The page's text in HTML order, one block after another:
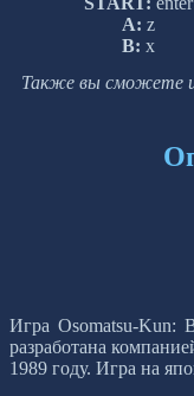
A: z
B: x
Также вы сможете
Игра Osomatsu-Kun:
разработана
1989 году. Игра на